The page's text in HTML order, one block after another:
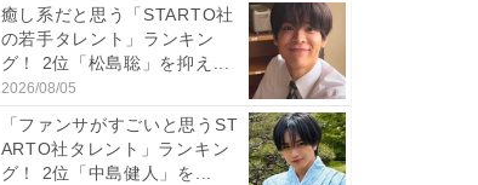
癒し系だと思う「STARTO社
の若手タレント」ランキン
グ！ 2位「松島聡」を抑え...
2026/08/05
「ファンサがすごいと思うST
ARTO社タレント」ランキン
グ！ 2位「中島健人」を...